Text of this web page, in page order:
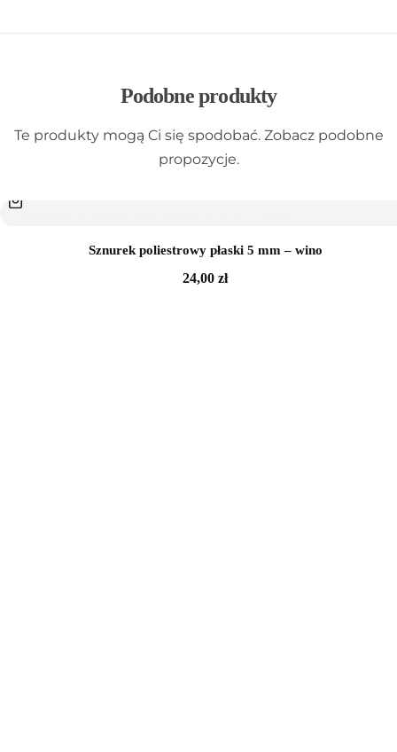
Podobne produkty
Te produkty mogą Ci się spodobać. Zobacz podobne
propozycje.
Sznurek poliestrowy płaski 5 mm – wino
24,00 zł